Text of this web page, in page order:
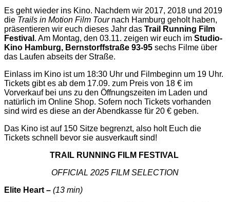
Es geht wieder ins Kino. Nachdem wir 2017, 2018 und 2019
die Trails in Motion Film Tournach Hamburg geholt haben,
präsentieren wir euch dieses Jahr das Trail Running Film
Festival . Am Montag, den 03.11. zeigen wir euch im Studio-
Kino Hamburg, Bernstorffstraße 93-95 sechs Filme über
das Laufen abseits der Straße.
Einlass im Kino ist um 18:30 Uhr und Filmbeginn um 19 Uhr.
Tickets gibt es ab dem 17.09. zum Preis von 18 € im
Vorverkauf bei uns zu den Öffnungszeiten im Laden und
natürlich im Online Shop. Sofern noch Tickets vorhanden
sind wird es diese an der Abendkasse für 20 € geben.
Das Kino ist auf 150 Sitze begrenzt, also holt Euch die
Tickets schnell bevor sie ausverkauft sind!
TRAIL RUNNING FILM FESTIVAL
OFFICIAL 2025 FILM SELECTION
Elite Heart – (13 min)